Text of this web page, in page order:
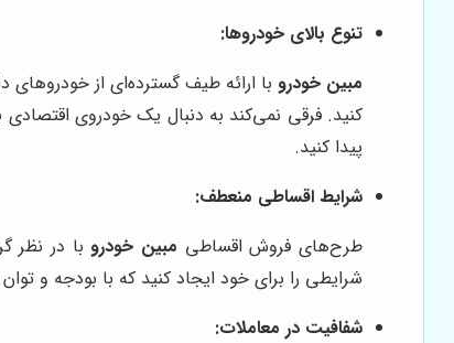
تنوع بالای خودروها:
مبین خودرو با ارائه طیف گسترده‌ای از
کنید. فرقی نمی‌کند به دنبال یک خودروی
پیدا کنید.
شرایط اقساطی منعطف:
طرح‌های فروش اقساطی مبین خودرو با در نظر
شرایطی را برای خود ایجاد کنید که با بودجه و
شفافیت در معاملات: